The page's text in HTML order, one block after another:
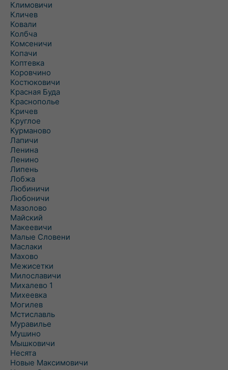
Климовичи
Кличев
Ковали
Колбча
Комсеничи
Копачи
Коптевка
Коровчино
Костюковичи
Красная Буда
Краснополье
Кричев
Круглое
Курманово
Лапичи
Ленина
Ленино
Липень
Лобжа
Любиничи
Любоничи
Мазолово
Майский
Макеевичи
Малые Словени
Маслаки
Махово
Межисетки
Милославичи
Михалево 1
Михеевка
Могилев
Мстиславль
Муравилье
Мушино
Мышковичи
Несята
Новые Максимовичи